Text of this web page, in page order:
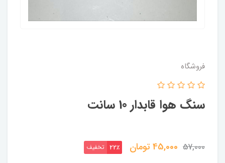
فروشگاه
سنگ هوا قابدار 10 سانت
57,000
45,000تومان 22٪ تخفیف